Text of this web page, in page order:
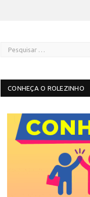
CONHEÇA O ROLEZINHO